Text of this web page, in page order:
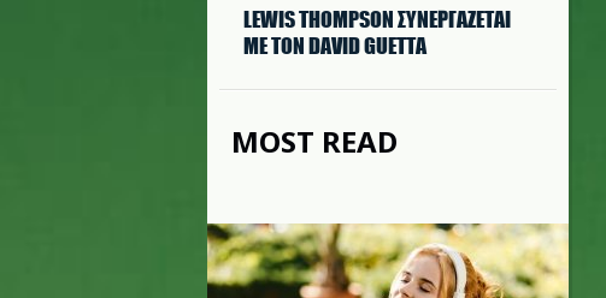
LEWIS THOMPSON ΣΥΝΕΡΓAΖΕΤΑΙ
ΜΕ ΤΟΝ DAVID GUETTA
MOST READ